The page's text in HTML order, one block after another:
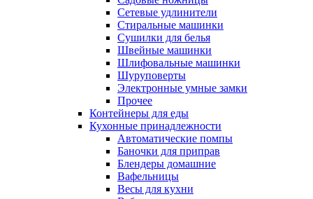
Сетевые удлинители
Стиральные машинки
Сушилки для белья
Швейные машинки
Шлифовальные машинки
Шуруповерты
Электронные умные замки
Прочее
Контейнеры для еды
Кухонные принадлежности
Автоматические помпы
Баночки для приправ
Блендеры домашние
Вафельницы
Весы для кухни